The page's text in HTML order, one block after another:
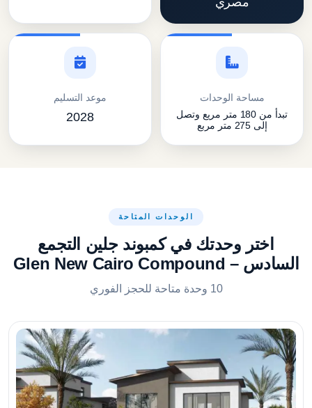
مساحة الوحدات
تبدأ من 180 متر مربع وتصل
إلى 275 متر مربع
موعد التسليم
2028
الوحدات المتاحة
اختر وحدتك في كمبوند جلين التجمع
السادس – Glen New Cairo Compound
10 وحدة متاحة للحجز الفوري